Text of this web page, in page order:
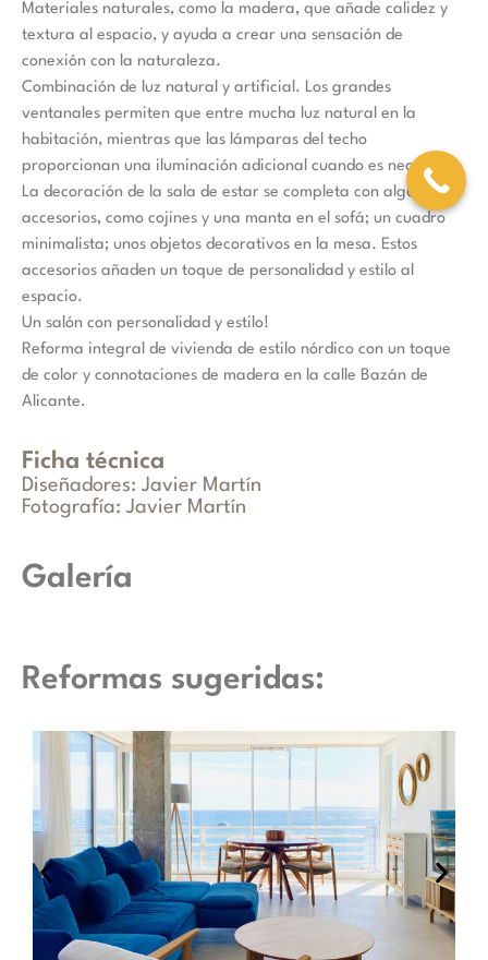
Materiales naturales, como la madera, que añade calidez y
textura al espacio, y ayuda a crear una sensación de
conexión con la naturaleza.
Combinación de luz natural y artificial. Los grandes
ventanales permiten que entre mucha luz natural en la
habitación, mientras que las lámparas del techo
proporcionan una iluminación adicional cuando es necesario.
La decoración de la sala de estar se completa con algunos
accesorios, como cojines y una manta en el sofá; un cuadro
minimalista; unos objetos decorativos en la mesa. Estos
accesorios añaden un toque de personalidad y estilo al
espacio.
Un salón con personalidad y estilo!
Reforma integral de vivienda de estilo nórdico con un toque
de color y connotaciones de madera en la calle Bazán de
Alicante.
Ficha técnica
Diseñadores: Javier Martín
Fotografía: Javier Martín
Galería
Reformas sugeridas: